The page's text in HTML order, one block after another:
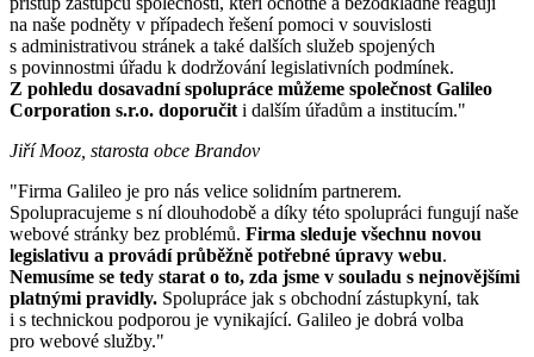
na naše podněty v případech řešení pomoci v souvislosti
s administrativou stránek a také dalších služeb spojených
s povinnostmi úřadu k dodržování legislativních podmínek.
Z pohledu dosavadní spolupráce můžeme společnost Galileo
Corporation s.r.o. doporučit i dalším úřadům a institucím."
Jiří Mooz, starosta obce Brandov
"Firma Galileo je pro nás velice solidním partnerem.
Spolupracujeme s ní dlouhodobě a díky této spolupráci fungují naše
webové stránky bez problémů. Firma sleduje všechnu novou
legislativu a provádí průběžně potřebné úpravy webu.
Nemusíme se tedy starat o to, zda jsme v souladu s nejnovějšími
platnými pravidly. Spolupráce jak s obchodní zástupkyní, tak
i s technickou podporou je vynikající. Galileo je dobrá volba
pro webové služby."